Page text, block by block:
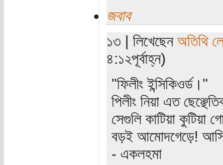
জবাব
১৩ | লিখেছেন অতিথি
৪:১২পূর্বাহ্ন)
"ফিলীং ইন্সিকিওর্ড।"
পিলীং নিয়া এত
সেগুলি কাটিয়া কুটিয়া
বড়ই আমোদগেড়ে!
- একলহমা